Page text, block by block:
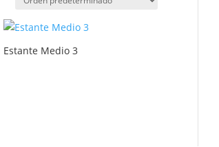
Estante Medio 3